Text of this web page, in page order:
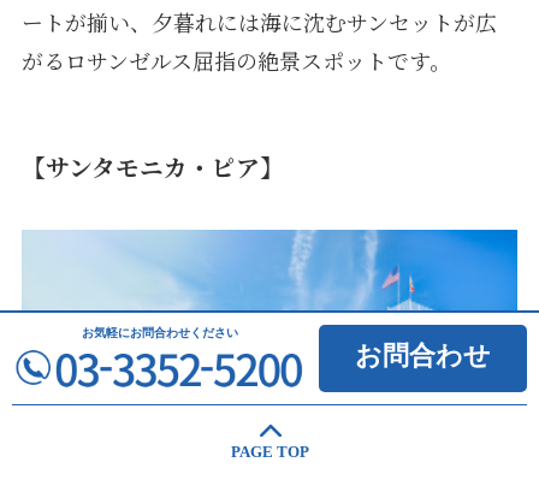
ートが揃い、夕暮れには海に沈むサンセットが広
がるロサンゼルス屈指の絶景スポットです。
【サンタモニカ・ピア】
お気軽にお問合わせください
お問合わせ
PAGE TOP